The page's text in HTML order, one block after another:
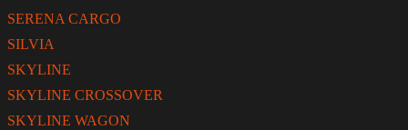
SERENA CARGO
SILVIA
SKYLINE
SKYLINE CROSSOVER
SKYLINE WAGON